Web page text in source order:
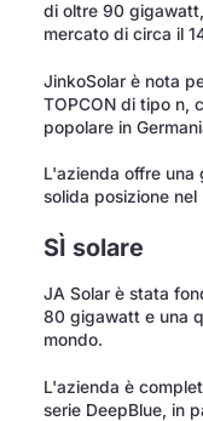
di oltre 90
mercato di circa il
JinkoSolar è nota
TOPCON di tipo n,
popolare in
L'azienda offre una
solida posizione
SÌ solare
JA Solar è stata
80 gigawatt e una
mondo.
L'azienda è
serie DeepBlue, in